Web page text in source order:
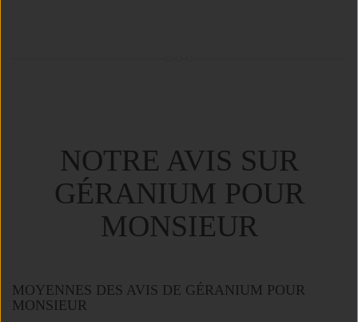
NOTRE AVIS SUR
GÉRANIUM POUR
MONSIEUR
MOYENNES DES AVIS DE GÉRANIUM POUR
MONSIEUR